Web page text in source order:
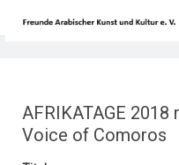
AFRIKATAGE
Voice of Comoros